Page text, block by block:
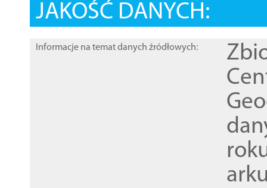
JAKOŚĆ DANYCH:
Informacje na temat danych źródłowych: